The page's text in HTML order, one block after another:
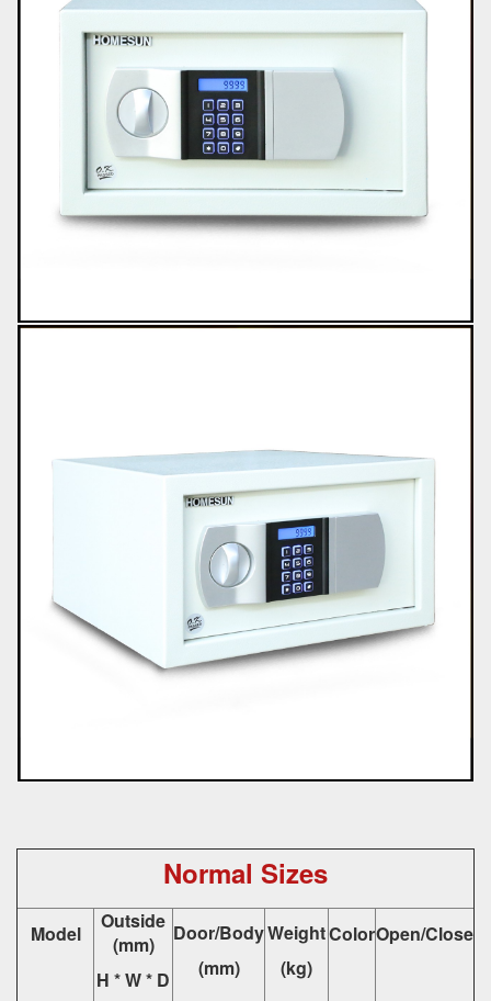
Normal Sizes
Model
Outside
(mm)
H * W * D
Door/Body
(mm)
Weight
(kg)
ColorOpen/Close